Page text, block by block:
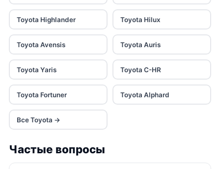
Toyota Highlander Toyota Hilux
Toyota Avensis Toyota Auris
Toyota Yaris Toyota C-HR
Toyota Fortuner Toyota Alphard
Все Toyota →
Частые вопросы